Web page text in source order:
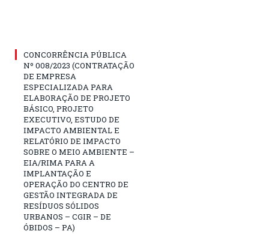
CONCORRÊNCIA PÚBLICA
Nº 008/2023 (CONTRATAÇÃO
DE EMPRESA
ESPECIALIZADA PARA
ELABORAÇÃO DE PROJETO
BÁSICO, PROJETO
EXECUTIVO, ESTUDO DE
IMPACTO AMBIENTAL E
RELATÓRIO DE IMPACTO
SOBRE O MEIO AMBIENTE –
EIA/RIMA PARA A
IMPLANTAÇÃO E
OPERAÇÃO DO CENTRO DE
GESTÃO INTEGRADA DE
RESÍDUOS SÓLIDOS
URBANOS – CGIR – DE
ÓBIDOS – PA)